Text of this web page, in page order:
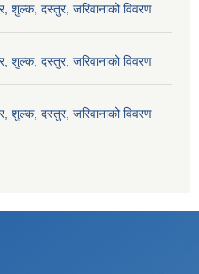
दस्तुर, जरिवानाको विवरण
दस्तुर, जरिवानाको विवरण
दस्तुर, जरिवानाको विवरण